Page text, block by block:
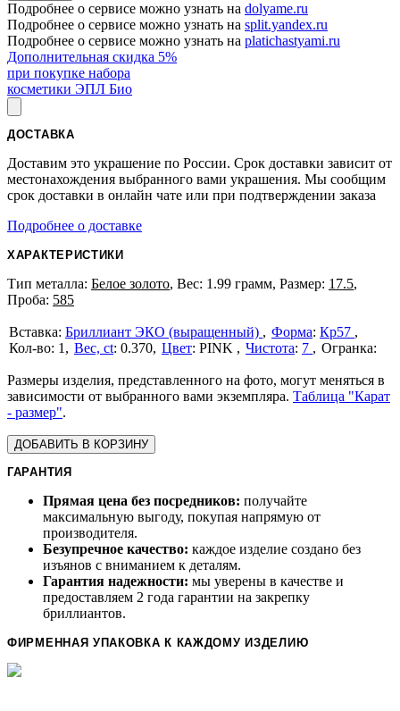
Подробнее о сервисе можно узнать на dolyame.ru
Подробнее о сервисе можно узнать на split.yandex.ru
Подробнее о сервисе можно узнать на platichastyami.ru
Дополнительная скидка 5%
при покупке набора
косметики ЭПЛ Био
ДОСТАВКА
Доставим это украшение по России. Срок доставки зависит от
местонахождения выбранного вами украшения. Мы сообщим
срок доставки в онлайн чате или при подтверждении заказа
Подробнее о доставке
ХАРАКТЕРИСТИКИ
Тип металла: Белое золото, Вес: 1.99 грамм, Размер: 17.5,
Проба: 585
Бриллиант ЭКО (выращенный) Форма: Кр57
1
Вес, ct: 0.370 Цвет: PINK Чистота: 7
Размеры изделия, представленного на фото, могут меняться в
зависимости от выбранного вами экземпляра. Таблица "Карат
- размер".
ДОБАВИТЬ В КОРЗИНУ
ГАРАНТИЯ
Прямая цена без посредников: получайте
максимальную выгоду, покупая напрямую от
производителя.
Безупречное качество: каждое изделие создано без
изъянов с вниманием к деталям.
Гарантия надежности: мы уверены в качестве и
предоставляем 2 года гарантии на закрепку
бриллиантов.
ФИРМЕННАЯ УПАКОВКА К КАЖДОМУ ИЗДЕЛИЮ